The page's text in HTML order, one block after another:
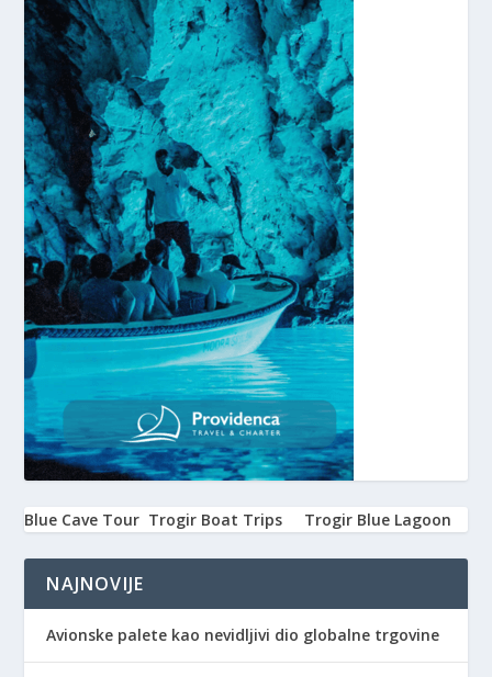
Blue Cave Tour Trogir Boat Trips Trogir Blue Lagoon
NAJNOVIJE
Avionske palete kao nevidljivi dio globalne trgovine